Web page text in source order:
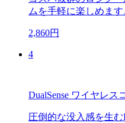
ムを手軽に楽しめます
2,860円
4
DualSense ワイヤレス
圧倒的な没入感を生